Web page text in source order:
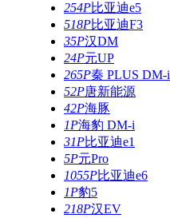
254P比亚迪e5
518P比亚迪F3
35P汉DM
24P元UP
265P秦 PLUS DM-i
52P唐新能源
42P海豚
1P海豹 DM-i
31P比亚迪e1
5P元Pro
1055P比亚迪e6
1P豹5
218P汉EV